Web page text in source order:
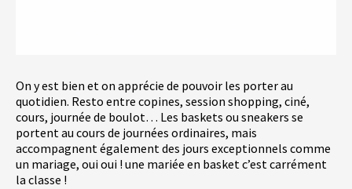
On y est bien et on apprécie de pouvoir les porter au
quotidien. Resto entre copines, session shopping, ciné,
cours, journée de boulot… Les baskets ou sneakers se
portent au cours de journées ordinaires, mais
accompagnent également des jours exceptionnels comme
un mariage, oui oui ! une mariée en basket c’est carrément
la classe !